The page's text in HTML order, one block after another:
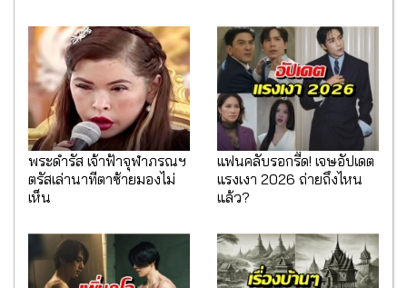
พระดำรัส เจ้าฟ้าจุฬาภรณฯ
ตรัสเล่านาทีตาซ้ายมองไม่
เห็น
แฟนคลับรอกรี๊ด! เจษอัปเดต
แรงเงา 2026 ถ่ายถึงไหน
แล้ว?